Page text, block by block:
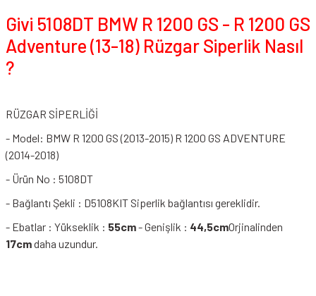
Givi 5108DT BMW R 1200 GS - R 1200 GS
Adventure (13-18) Rüzgar Siperlik Nasıl
?
RÜZGAR SİPERLİĞİ
- Model: BMW R 1200 GS (2013-2015) R 1200 GS ADVENTURE
(2014-2018)
- Ürün No : 5108DT
- Bağlantı Şekli : D5108KIT Siperlik bağlantısı gereklidir.
- Ebatlar : Yükseklik : 55cm- Genişlik : 44,5cmOrjinalinden
17cmdaha uzundur.